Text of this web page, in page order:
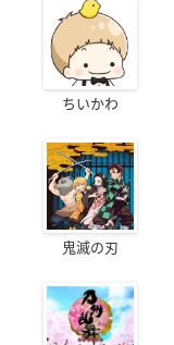
ちいかわ
鬼滅の刃